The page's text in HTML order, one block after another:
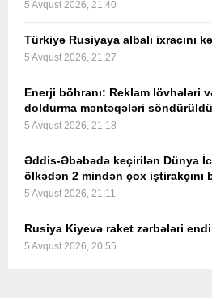
5 Avqust 2026, 21:40
Türkiyə Rusiyaya albalı ixracını
5 Avqust 2026, 21:27
Enerji böhranı: Reklam lövhələri
doldurma məntəqələri söndürüldü
5 Avqust 2026, 21:18
Əddis-Əbəbədə keçirilən Dünya
ölkədən 2 mindən çox iştirakçını
5 Avqust 2026, 21:11
Rusiya Kiyevə raket zərbələri
5 Avqust 2026, 20:55